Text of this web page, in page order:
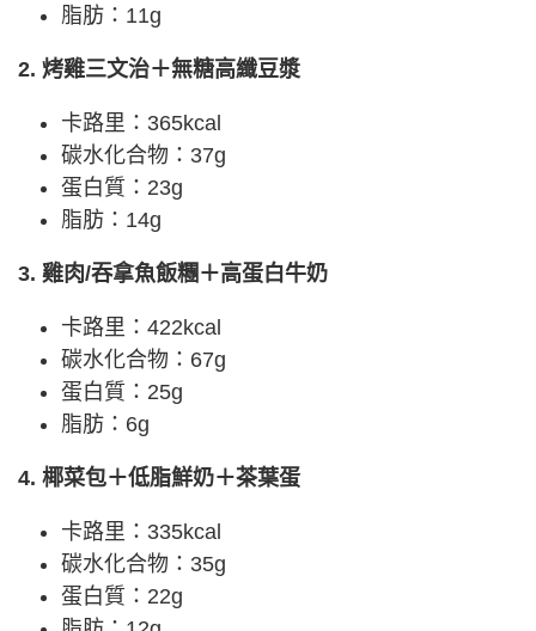
脂肪：11g
2. 烤雞三文治＋無糖高纖豆漿
卡路里：365kcal
碳水化合物：37g
蛋白質：23g
脂肪：14g
3. 雞肉/吞拿魚飯糰＋高蛋白牛奶
卡路里：422kcal
碳水化合物：67g
蛋白質：25g
脂肪：6g
4. 椰菜包＋低脂鮮奶＋茶葉蛋
卡路里：335kcal
碳水化合物：35g
蛋白質：22g